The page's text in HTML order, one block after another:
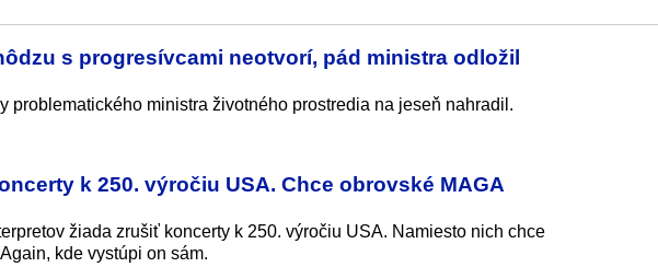
s progresívcami neotvorí, pád ministra odložil
problematického ministra životného prostredia na jeseň nahradil.
k 250. výročiu USA. Chce obrovské MAGA
žiada zrušiť koncerty k 250. výročiu USA. Namiesto nich chce
kde vystúpi on sám.